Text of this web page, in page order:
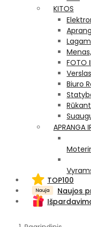
KITOS
FOTO
Biuro
APRANGA
TOP100
Naujos